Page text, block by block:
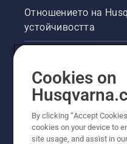
Отношението на
устойчивостта
Други сайтове на
Cookies on
By clicking “Accept
cookies on your device to
site usage, and assist in